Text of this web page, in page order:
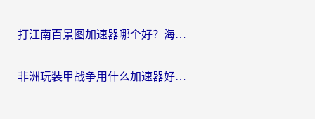
打江南百景图加速器哪个好？海外党踩坑N次后，终于找到不卡的秘诀
非洲玩装甲战争用什么加速器好？海外党亲测有效的国服游戏加速方案